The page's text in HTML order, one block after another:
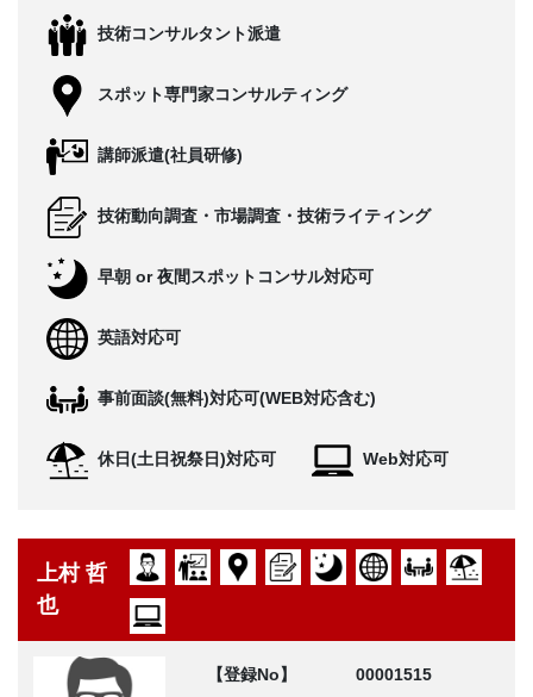
技術コンサルタント派遣
スポット専門家コンサルティング
講師派遣(社員研修)
技術動向調査・市場調査・技術ライティング
早朝 or 夜間スポットコンサル対応可
英語対応可
事前面談(無料)対応可(WEB対応含む)
休日(土日祝祭日)対応可 Web対応可
上村 哲
也
【登録No】
00001515